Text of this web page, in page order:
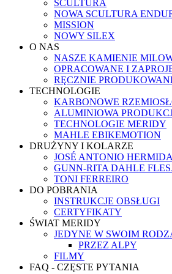
SCULTURA
NOWA SCULTURA
MISSION
NOWY SILEX
O NAS
NASZE KAMIENIE
OPRACOWANE I
RĘCZNIE
TECHNOLOGIE
KARBONOWE
ALUMINIOWA
TECHNOLOGIE MERIDY
MAHLE EBIKEMOTION
DRUŻYNY I KOLARZE
JOSÉ ANTONIO HERMIDA
GUNN-RITA DAHLE
TONI FERREIRO
DO POBRANIA
INSTRUKCJE OBSŁUGI
CERTYFIKATY
ŚWIAT MERIDY
JEDYNE W SWOIM
PRZEZ ALPY
FILMY
FAQ - CZĘSTE PYTANIA